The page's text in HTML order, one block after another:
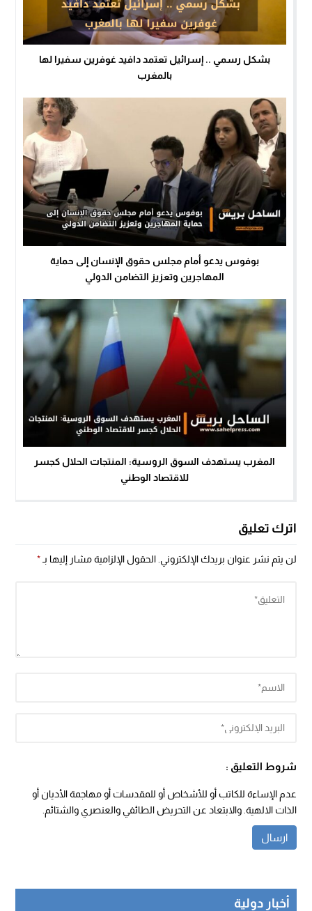
بشكل رسمي .. إسرائيل تعتمد دافيد غوفرين سفيرا لها
بالمغرب
بوفوس يدعو أمام مجلس حقوق الإنسان إلى حماية
المهاجرين وتعزيز التضامن الدولي
المغرب يستهدف السوق الروسية: المنتجات الحلال كجسر
للاقتصاد الوطني
اترك تعليق
لن يتم نشر عنوان بريدك الإلكتروني. الحقول الإلزامية مشار إليها بـ*
شروط التعليق :
عدم الإساءة للكاتب أو للأشخاص أو للمقدسات أو مهاجمة الأديان أو
الذات الالهية. والابتعاد عن التحريض الطائفي والعنصري والشتائم.
أخبار دولية